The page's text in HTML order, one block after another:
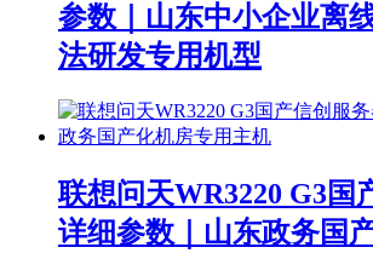
参数｜山东中小企业离
法研发专用机型
联想问天WR3220 G3国
详细参数｜山东政务国